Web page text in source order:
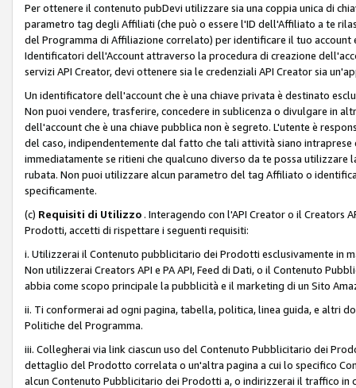
Per ottenere il contenuto pubDevi utilizzare sia una coppia unica di
parametro tag degli Affiliati (che può o essere l'ID dell'Affiliato a te
del Programma di Affiliazione correlato) per identificare il tuo account
Identificatori dell'Account attraverso la procedura di creazione
servizi API Creator, devi ottenere sia le credenziali API Creator sia
Un identificatore dell'account che è una chiave privata è destinato
Non puoi vendere, trasferire, concedere in sublicenza o divulgare in
dell'account che è una chiave pubblica non è segreto. L'utente è
del caso, indipendentemente dal fatto che tali attività siano
immediatamente se ritieni che qualcuno diverso da te possa
rubata. Non puoi utilizzare alcun parametro del tag Affiliato o
specificamente.
(c) Requisiti di Utilizzo . Interagendo con l'API Creator o il Creators
Prodotti, accetti di rispettare i seguenti requisiti:
i. Utilizzerai il Contenuto pubblicitario dei Prodotti esclusivamente in
Non utilizzerai Creators API e PA API, Feed di Dati, o il Contenuto
abbia come scopo principale la pubblicità e il marketing di un Sito
ii. Ti conformerai ad ogni pagina, tabella, politica, linea guida, e altri
Politiche del Programma.
iii. Collegherai via link ciascun uso del Contenuto Pubblicitario dei
dettaglio del Prodotto correlata o un'altra pagina a cui lo specifico
alcun Contenuto Pubblicitario dei Prodotti a, o indirizzerai il traffico in